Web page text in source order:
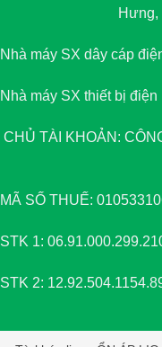
Hưng,
Nhà máy SX dây cáp
Nhà máy SX thiết bị điện
CHỦ TÀI KHOẢN:
MÃ SỐ THUẾ:
STK 1:
STK 2: